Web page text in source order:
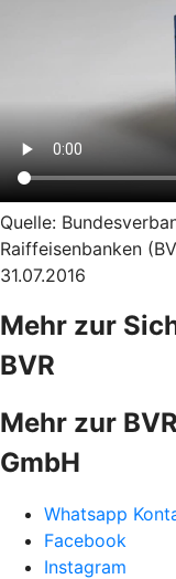
Quelle:
Raiffeisenbanken
31.07.2016
Mehr zur
BVR
Mehr zur
GmbH
Whatsapp
Facebook
Instagram